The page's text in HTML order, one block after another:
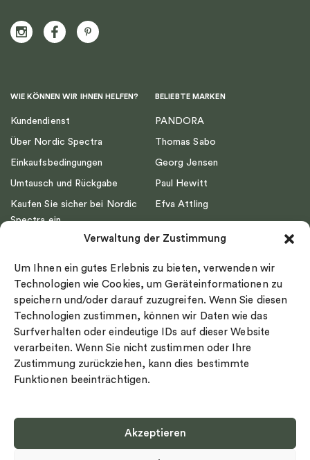
Verwaltung der Zustimmung
Um Ihnen ein gutes Erlebnis zu bieten, verwenden wir
Technologien wie Cookies, um Geräteinformationen zu
speichern und/oder darauf zuzugreifen. Wenn Sie diesen
Technologien zustimmen, können wir Daten wie das
Surfverhalten oder eindeutige IDs auf dieser Website
verarbeiten. Wenn Sie nicht zustimmen oder Ihre
Zustimmung zurückziehen, kann dies bestimmte
Funktionen beeinträchtigen.
Akzeptieren
WIE KÖNNEN WIR IHNEN HELFEN?
Kundendienst
Über Nordic Spectra
Einkaufsbedingungen
Umtausch und Rückgabe
Kaufen Sie sicher bei Nordic
Spectra ein
Impressum
Ringgröße
Widerrufsrecht
Cookie-policy
Sekretesspolicy
BELIEBTE MARKEN
PANDORA
Thomas Sabo
Georg Jensen
Paul Hewitt
Efva Attling
Drakenberg Sjölin
Nordic Spectra
Select country